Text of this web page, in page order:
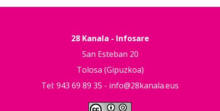
28 Kanala - Infosare
San Esteban 20
Tolosa (Gipuzkoa)
Tel: 943 69 89 35 - info@28kanala.eus